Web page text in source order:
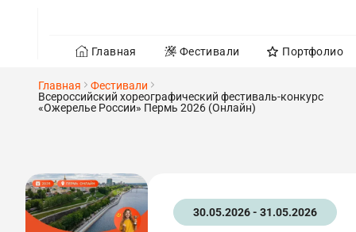
Главная Фестивали Портфолио
Главная
Фестивали
Всероссийский хореографический фестиваль-конкурс
«Ожерелье России» Пермь 2026 (Онлайн)
30.05.2026 - 31.05.2026